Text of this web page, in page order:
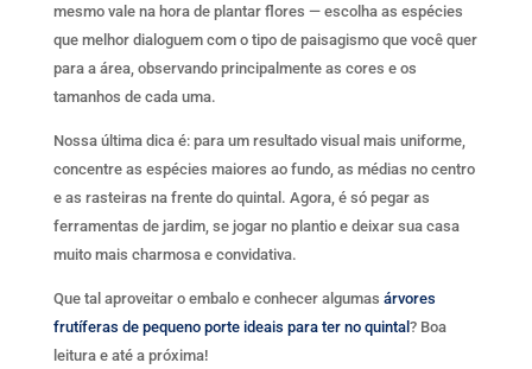
mesmo vale na hora de plantar flores — escolha as espécies
que melhor dialoguem com o tipo de paisagismo que você quer
para a área, observando principalmente as cores e os
tamanhos de cada uma.
Nossa última dica é: para um resultado visual mais uniforme,
concentre as espécies maiores ao fundo, as médias no centro
e as rasteiras na frente do quintal. Agora, é só pegar as
ferramentas de jardim, se jogar no plantio e deixar sua casa
muito mais charmosa e convidativa.
Que tal aproveitar o embalo e conhecer algumas árvores
frutíferas de pequeno porte ideais para ter no quintal? Boa
leitura e até a próxima!